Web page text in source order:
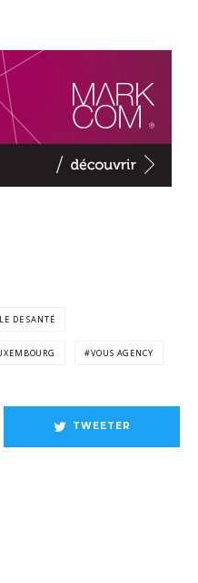
DE SANTÉ
VOUS AGENCY
TWEETER